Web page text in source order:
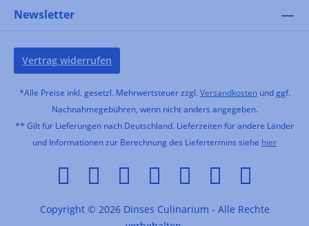
Newsletter
Vertrag widerrufen
*Alle Preise inkl. gesetzl. Mehrwertsteuer zzgl. Versandkostenund ggf.
Nachnahmegebühren, wenn nicht anders angegeben.
** Gilt für Lieferungen nach Deutschland. Lieferzeiten für andere Länder
und Informationen zur Berechnung des Liefertermins siehe hier
Copyright © 2026 Dinses Culinarium - Alle Rechte